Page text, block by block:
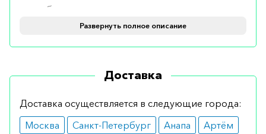
способствует поддержанию структуры тела и
стимуляции мышечного роста. Гормональный
человеческом организме.
Показания
Использование Генотропина может
Развернуть полное описание
Доставка
Доставка осуществляется в следующие города:
Москва
Санкт-Петербург Анапа
Артём